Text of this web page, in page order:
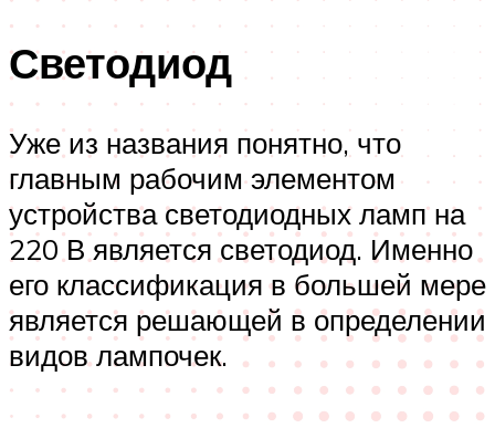
Светодиод
Уже из названия понятно, что
главным рабочим элементом
устройства светодиодных ламп на
220 В является светодиод. Именно
его классификация в большей мере
является решающей в определении
видов лампочек.